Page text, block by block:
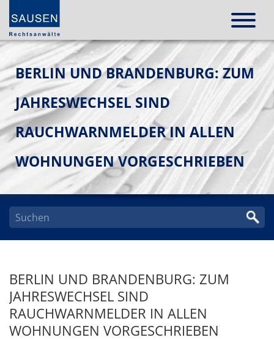
BERLIN UND BRANDENBURG: ZUM
JAHRESWECHSEL SIND
RAUCHWARNMELDER IN ALLEN
WOHNUNGEN VORGESCHRIEBEN
BERLIN UND BRANDENBURG: ZUM
JAHRESWECHSEL SIND
RAUCHWARNMELDER IN ALLEN
WOHNUNGEN VORGESCHRIEBEN